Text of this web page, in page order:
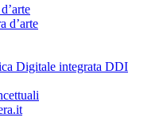
d’arte
Digitale integrata DDI